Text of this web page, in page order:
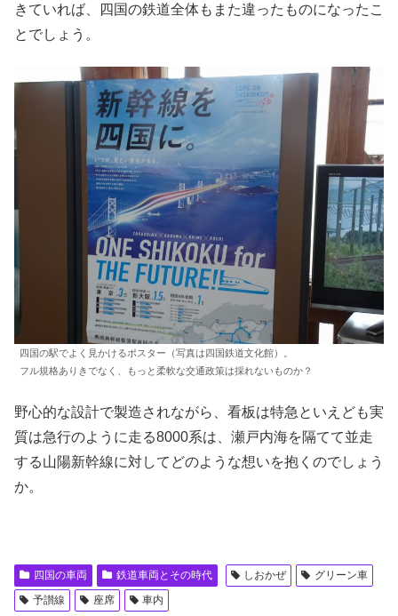
きていれば、四国の鉄道全体もまた違ったものになったこ
とでしょう。
四国の駅でよく見かけるポスター（写真は四国鉄道文化館）。
フル規格ありきでなく、もっと柔軟な交通政策は採れないものか？
野心的な設計で製造されながら、看板は特急といえども実
質は急行のように走る8000系は、瀬戸内海を隔てて並走
する山陽新幹線に対してどのような想いを抱くのでしょう
か。
四国の車両 鉄道車両とその時代 しおかぜ
グリーン車
予讃線
座席 車内